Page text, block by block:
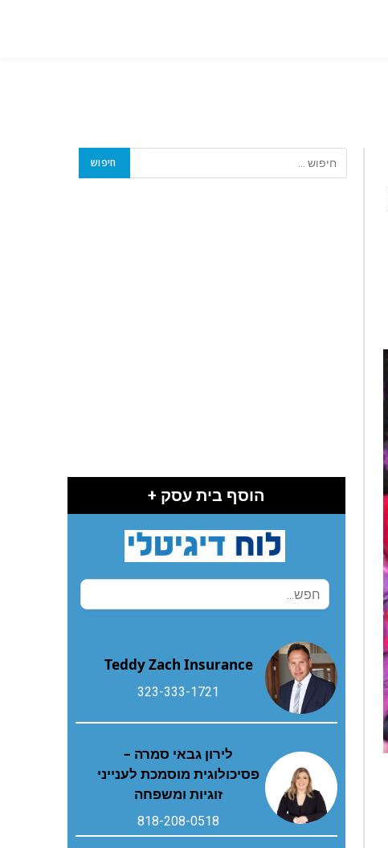
הוסף בית עסק +
Teddy Zach Insurance
323-333-1721
לירון גבאי סמרה –
פסיכולוגית מוסמכת לענייני
זוגיות ומשפחה
818-208-0518